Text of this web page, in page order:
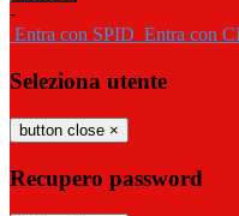
-
Entra con SPID Entra con
Seleziona utente
button close ×
Recupero password